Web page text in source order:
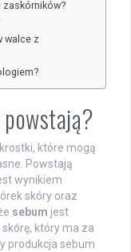
walce z
które mogą
Powstają
wynikiem
skóry oraz
sebum jest
który ma za
produkcja sebum